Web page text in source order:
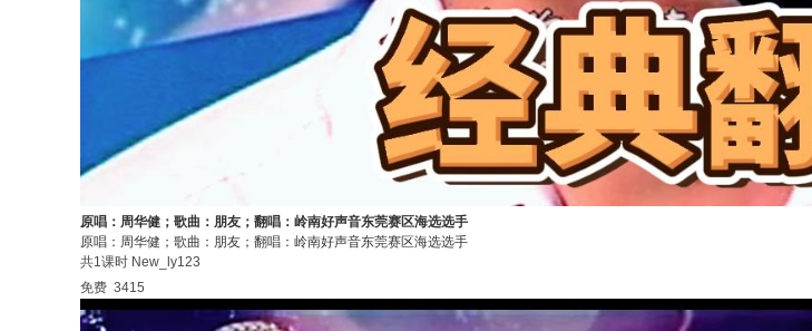
原唱：周华健；歌曲：朋友；翻唱：岭南好声音东莞赛区海选选手
原唱：周华健；歌曲：朋友；翻唱：岭南好声音东莞赛区海选选手
共1课时 New_ly123
免费 3415